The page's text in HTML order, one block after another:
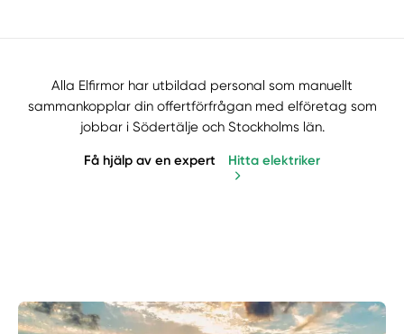
Alla Elfirmor har utbildad personal som manuellt
sammankopplar din offertförfrågan med elföretag som
jobbar i Södertälje och Stockholms län.
Få hjälp av en expert Hitta elektriker